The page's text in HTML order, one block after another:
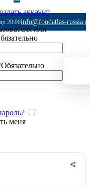
20:00info@foodatlas-
аккаунт
или
Обязательно
меня